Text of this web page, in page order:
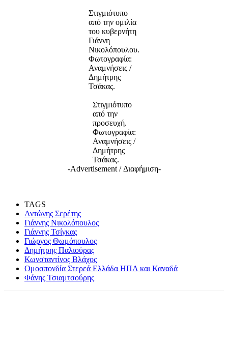
Στιγμιότυπο
από την ομιλία
του κυβερνήτη
Γιάννη
Νικολόπουλου.
Φωτογραφία:
Αναμνήσεις /
Δημήτρης
Τσάκας.
Στιγμιότυπο
από την
προσευχή.
Φωτογραφία:
Αναμνήσεις /
Δημήτρης
Τσάκας.
-Advertisement / Διαφήμιση-
TAGS
Αντώνης Σερέτης
Γιάννης Νικολόπουλος
Γιάννης Τσίγκας
Γιώργος Θωμόπουλος
Δημήτρης Παλιούρας
Κωνσταντίνος Βλάχος
Ομοσπονδία Στερεά Ελλάδα ΗΠΑ και Καναδά
Φάνης Τσιαμτσούρης